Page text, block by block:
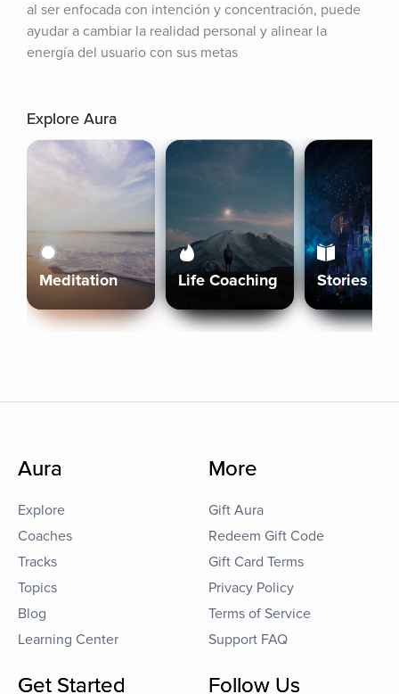
al ser enfocada con intención y concentración, puede
ayudar a cambiar la realidad personal y alinear la
energía del usuario con sus metas
Explore Aura
Meditation Life Coaching Stories
Aura
Explore
Coaches
Tracks
Topics
Blog
Learning Center
More
Gift Aura
Redeem Gift Code
Gift Card Terms
Privacy Policy
Terms of Service
Support FAQ
Get Started Follow Us